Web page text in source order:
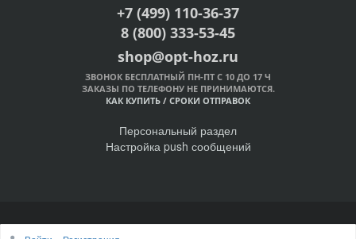
+7 (499) 110-36-37
8 (800) 333-53-45
shop@opt-hoz.ru
ЗВОНОК БЕСПЛАТНЫЙ ПН-ПТ С 10 ДО 17 Ч
ЗАКАЗЫ ПО ТЕЛЕФОНУ НЕ ПРИНИМАЮТСЯ.
КАК КУПИТЬ / СРОКИ ОТПРАВОК
Персональный раздел
Настройка push сообщений
© Интернет-магазин ОПТ-ХОЗ, 2011-2026